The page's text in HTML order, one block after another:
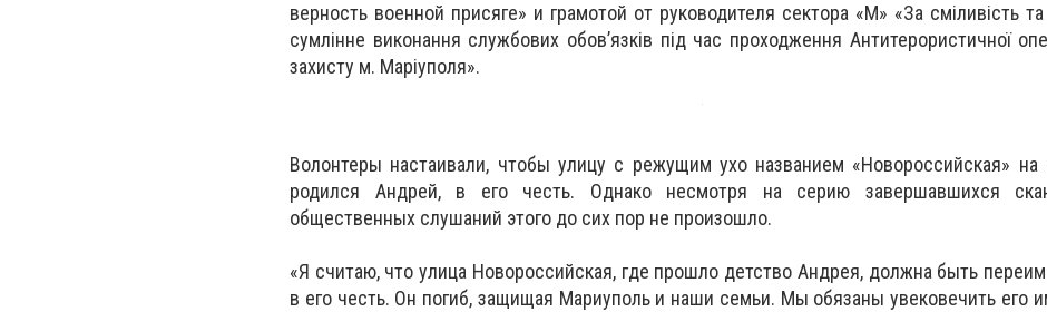
верность военной присяге» и грамотой от руководителя сектора «М» «За сміливість та
сумлінне виконання службових обов’язків під час проходження Антитерористичної
захисту м. Маріуполя».
Волонтеры настаивали, чтобы улицу с режущим ухо названием «Новороссийская» на
родился Андрей, в его честь. Однако несмотря на серию завершавшихся
общественных слушаний этого до сих пор не произошло.
«Я считаю, что улица Новороссийская, где прошло детство Андрея, должна быть
в его честь. Он погиб, защищая Мариуполь и наши семьи. Мы обязаны увековечить его